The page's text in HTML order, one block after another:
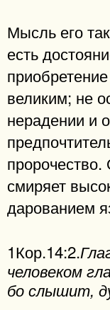
Мысль его
есть
великим; не
нерадении и
смиряет
дарованием
1Кор.14:2.
человеком
бо слышит,